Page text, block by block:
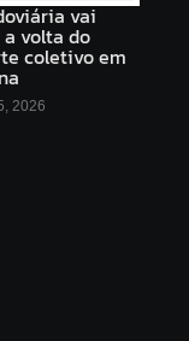
vai
volta do
coletivo em
2026